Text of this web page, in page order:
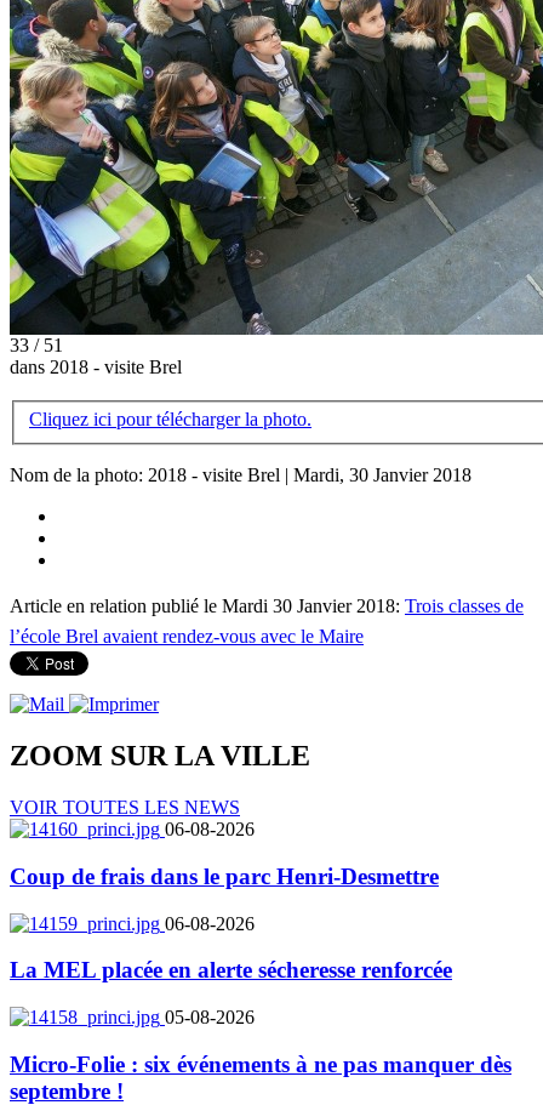
33 / 51
dans 2018 - visite Brel
Cliquez ici pour télécharger la photo.
Nom de la photo: 2018 - visite Brel | Mardi, 30 Janvier 2018
Article en relation publié le Mardi 30 Janvier 2018: Trois classes de
l’école Brel avaient rendez-vous avec le Maire
ZOOM SUR LAVILLE
VOIR TOUTES LES NEWS
06-08-2026
Coup de frais dans le parc Henri-Desmettre
06-08-2026
La MEL placée en alerte sécheresse renforcée
05-08-2026
Micro-Folie : six événements à ne pas manquer dès
septembre !